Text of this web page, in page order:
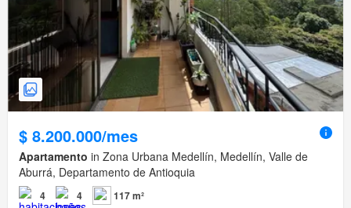
$ 8.200.000/mes
Apartamento in Zona Urbana Medellín, Medellín, Valle de
Aburrá, Departamento de Antioquia
4 4 117 m²